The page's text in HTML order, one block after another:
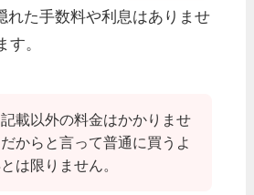
れた手数料や利息はありませ
す。
載以外の料金はかかりませ
からと言って普通に買うよ
は限りません。